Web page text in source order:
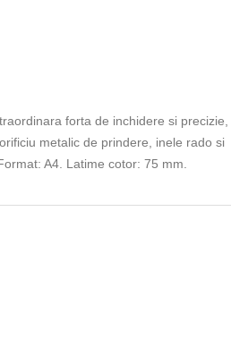
forta de inchidere si precizie,
metalic de prindere, inele rado si
A4. Latime cotor: 75 mm.